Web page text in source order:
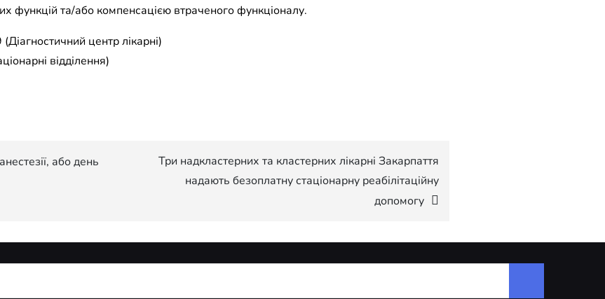
функцій та/або компенсацією втраченого функціоналу.
центр лікарні)
відділення)
або день
Три надкластерних та кластерних лікарні Закарпаття
надають безоплатну стаціонарну реабілітаційну
допомогу